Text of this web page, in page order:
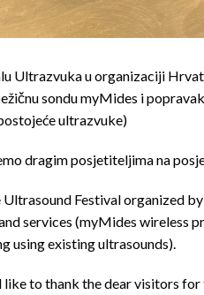
Ultrazvuka u organizaciji
sondu myMides i
ultrazvuke)
dragim posjetiteljima na
Ultrasound Festival organized
services (myMides wireless
using existing ultrasounds).
like to thank the dear visitors